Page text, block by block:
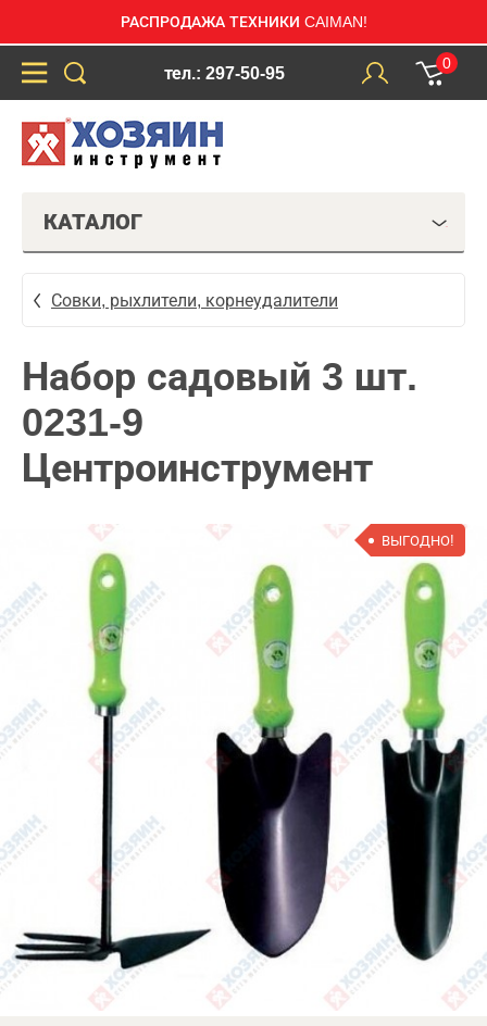
РАСПРОДАЖА ТЕХНИКИ CAIMAN!
тел.: 297-50-95
0
КАТАЛОГ
Совки, рыхлители, корнеудалители
Набор садовый 3 шт.
0231-9
Центроинструмент
ВЫГОДНО!